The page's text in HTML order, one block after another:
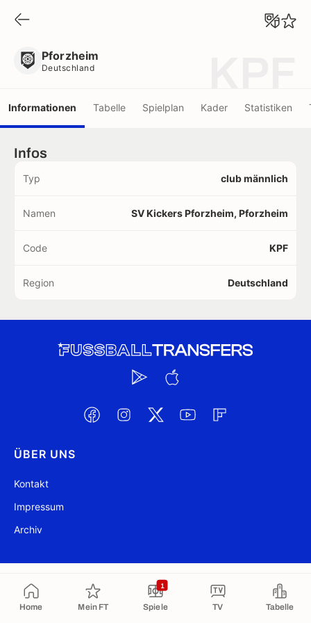
Home Mein FT Spiele
1
TV Tabelle
Pforzheim
Deutschland
Informationen Tabelle Spielplan Kader Statistiken
Infos
Typ club männlich
Namen SV Kickers Pforzheim, Pforzheim
Code KPF
Region Deutschland
ÜBER UNS
Kontakt
Impressum
Archiv
@ FussballTransfers.com 2009-2026
In die Zwischenablage kopiert